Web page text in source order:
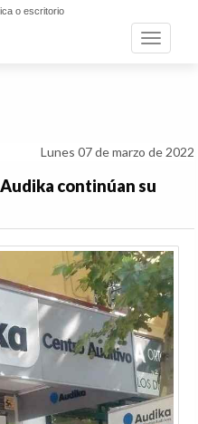
o escritorio
Toggle
Lunes 07 de marzo de 2022
continúan su